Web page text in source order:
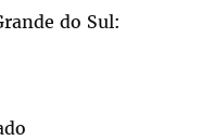
do Sul: